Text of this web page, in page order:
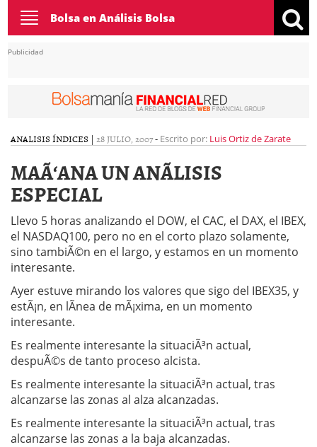
Toggle
navigation
Bolsa en Análisis Bolsa
Publicidad
ANALISIS ÍNDICES | 28 JULIO, 2007- Escrito por: Luis Ortiz de Zarate
MAÃ‘ANA UN ANÃLISIS
ESPECIAL
Llevo 5 horas analizando el DOW, el CAC, el DAX, el IBEX,
el NASDAQ100, pero no en el corto plazo solamente,
sino tambiÃ©n en el largo, y estamos en un momento
interesante.
Ayer estuve mirando los valores que sigo del IBEX35, y
estÃ¡n, en lÃ­nea de mÃ¡xima, en un momento
interesante.
Es realmente interesante la situaciÃ³n actual,
despuÃ©s de tanto proceso alcista.
Es realmente interesante la situaciÃ³n actual, tras
alcanzarse las zonas al alza alcanzadas.
Es realmente interesante la situaciÃ³n actual, tras
alcanzarse las zonas a la baja alcanzadas.